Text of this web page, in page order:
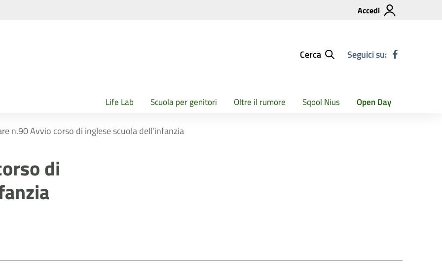
Accedi
Cerca Seguici su:
Life Lab Scuola per genitori Oltre il rumore Sqool Nius Open Day
n.90 Avvio corso di inglese scuola dell’infanzia
di